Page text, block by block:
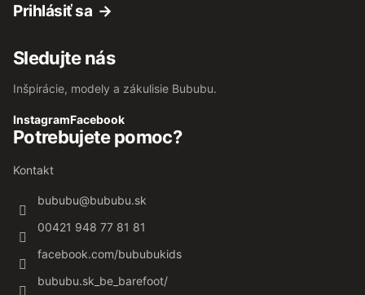
Prihlásiť sa
Sledujte nás
Inšpirácie, modely a zákulisie Bububu.
InstagramFacebook
Potrebujete pomoc?
Kontakt
bububu@bububu.sk
00421 948 77 81 81
facebook.com/bububukids
bububu.sk_be_barefoot/